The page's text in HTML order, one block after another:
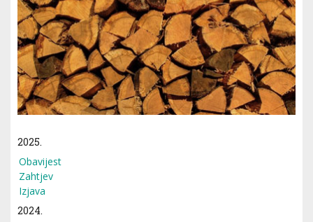
2025.
Obavijest
Zahtjev
Izjava
2024.